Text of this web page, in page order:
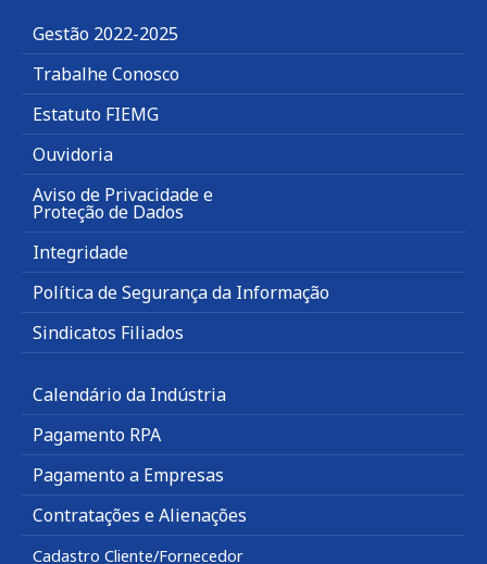
Gestão 2022-2025
Trabalhe Conosco
Estatuto FIEMG
Ouvidoria
Aviso de Privacidade e
Proteção de Dados
Integridade
Política de Segurança da Informação
Sindicatos Filiados
Calendário da Indústria
Pagamento RPA
Pagamento a Empresas
Contratações e Alienações
Cadastro Cliente/Fornecedor